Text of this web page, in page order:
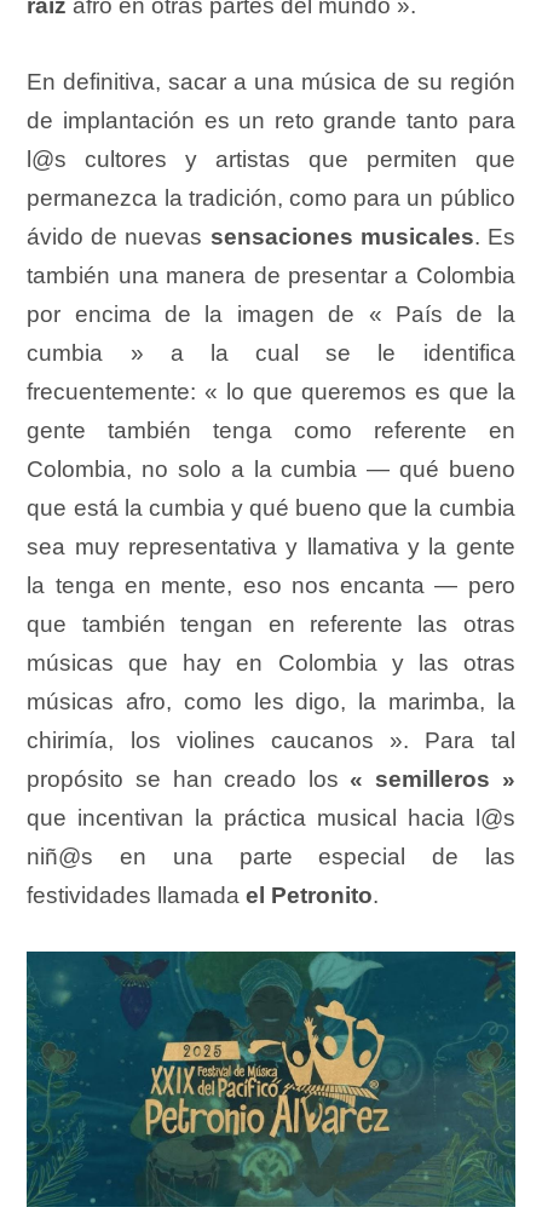
raíz afro en otras partes del mundo ».
En definitiva, sacar a una música de su región
de implantación es un reto grande tanto para
l@s cultores y artistas que permiten que
permanezca la tradición, como para un público
ávido de nuevas sensaciones musicales. Es
también una manera de presentar a Colombia
por encima de la imagen de « País de la
cumbia » a la cual se le identifica
frecuentemente: « lo que queremos es que la
gente también tenga como referente en
Colombia, no solo a la cumbia — qué bueno
que está la cumbia y qué bueno que la cumbia
sea muy representativa y llamativa y la gente
la tenga en mente, eso nos encanta — pero
que también tengan en referente las otras
músicas que hay en Colombia y las otras
músicas afro, como les digo, la marimba, la
chirimía, los violines caucanos ». Para tal
propósito se han creado los « semilleros »
que incentivan la práctica musical hacia l@s
niñ@s en una parte especial de las
festividades llamadael Petronito.